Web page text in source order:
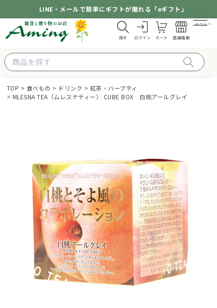
LINE・メールで簡単にギフトが贈れる「eギフト」
探す ログイン カート 店舗情報
メニュー
TOP 食べもの ドリンク
紅茶・ハーブティ
MLESNA TEA（ムレスナティー） CUBE BOX 白桃アールグレイ